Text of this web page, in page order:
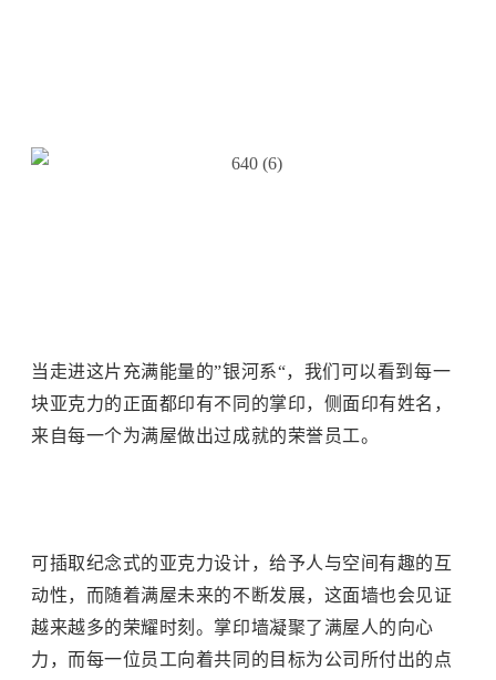
当走进这片充满能量的”银河系“，我们可以看到每一
块亚克力的正面都印有不同的掌印，侧面印有姓名，
来自每一个为满屋做出过成就的荣誉员工。
可插取纪念式的亚克力设计，给予人与空间有趣的互
动性，而随着满屋未来的不断发展，这面墙也会见证
越来越多的荣耀时刻。 掌印墙凝聚了满屋人的向心
力，而每一位员工向着共同的目标为公司所付出的点